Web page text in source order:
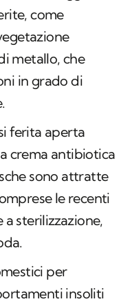
come
metallo, che
in grado di
ferita aperta
crema antibiotica
sono attratte
le recenti
sterilizzazione,
per
insoliti